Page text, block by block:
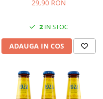
29,90 RON
2 IN STOC
ADAUGA IN COS